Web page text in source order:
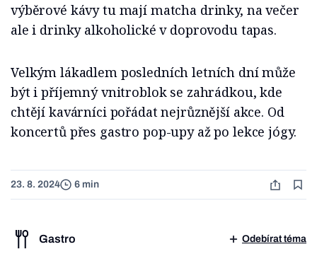
výběrové kávy tu mají matcha drinky, na večer
ale i drinky alkoholické v doprovodu tapas.
Velkým lákadlem posledních letních dní může
být i příjemný vnitroblok se zahrádkou, kde
chtějí kavárníci pořádat nejrůznější akce. Od
koncertů přes gastro pop-upy až po lekce jógy.
23. 8. 2024 6 min
Gastro Odebírat téma